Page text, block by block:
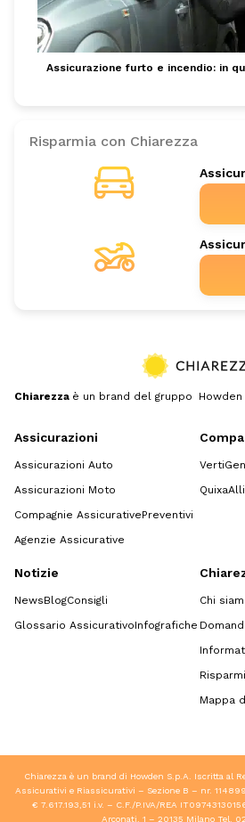
Assicurazione furto e incendio: in
Risparmia con Chiarezza
Chiarezza è un brand del gruppo Howden
Assicurazioni
Assicurazioni Auto
Assicurazioni Moto
Compagnie AssicurativePreventivi
Agenzie Assicurative
Verti
Quixa
Notizie
NewsBlogConsigli
Glossario AssicurativoInfografiche
Chi
Mappa
Chiarezza è un brand di Howden S.p.A. Iscritta al
Assicurativi e Riassicurativi – Sezione B – nr.
€ 7.617.193,51 i.v. – C.F./P.IVA/REA
Arconati, 1 – 20135 Milano Tel.